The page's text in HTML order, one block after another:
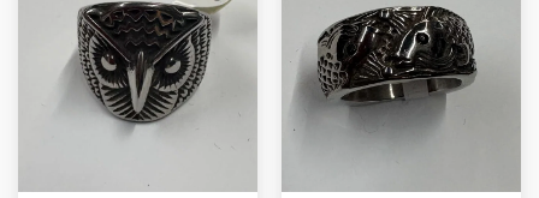
nordică, unde lupul ocupă un loc
privilegiat.